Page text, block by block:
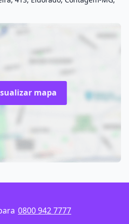
mapa
0800 942 7777